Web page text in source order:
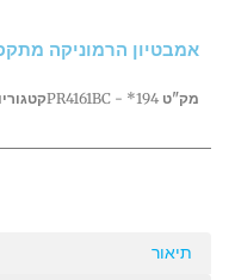
אמבטיון הרמוניקה
מק"ט 194* - PR4161BC
תיאור